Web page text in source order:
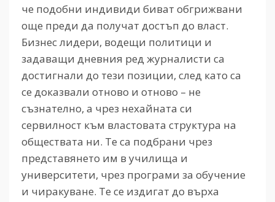
че подобни индивиди биват обгрижвани
още преди да получат достъп до власт.
Бизнес лидери, водещи политици и
задаващи дневния ред журналисти са
достигнали до тези позиции, след като са
се доказвали отново и отново – не
съзнателно, а чрез нехайната си
сервилност към властовата структура на
обществата ни. Те са подбрани чрез
представянето им в училища и
университети, чрез програми за обучение
и чиракуване. Те се издигат до върха